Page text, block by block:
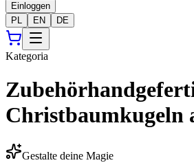
Einloggen
PL
EN DE
Kategoria
Zubehör
Christbaumkugeln
Gestalte deine Magie